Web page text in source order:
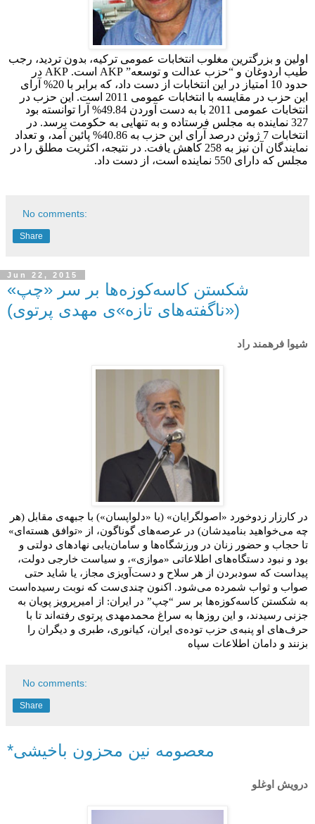
اولین و بزرگترین مغلوب انتخابات عمومی ترکیه، بدون تردید، رجب
طیب اردوغان و “حزب عدالت و توسعه” AKP است. AKP در
حدود 10 امتیاز در این انتخابات از دست داد، که برابر با 20% آرای
این حزب در مقایسه با انتخابات عمومی 2011 است. این حزب در
انتخابات عمومی 2011 با به دست آوردن 49.84% آرا توانسته بود
327 نماینده به مجلس فرستاده و به تنهایی به حکومت برسد. در
انتخابات 7 ژوئن درصد آرای این حزب به 40.86% پائین آمد، و تعداد
نمایندگان آن نیز به 258 کاهش یافت. در نتیجه، اکثریت مطلق را در
مجلس که دارای 550 نماینده است، از دست داد.
No comments:
Share
Jun 22, 2015
شکستن کاسه‌کوزه‌ها بر سر «چپ»
(«ناگفته‌های تازه»ی مهدی پرتوی)
شیوا فرهمند راد
در کارزار زدوخورد «اصولگرایان» (یا «دلواپسان») با جبهه‌ی مقابل (هر
چه می‌خواهید بنامیدشان) در عرصه‌های گوناگون، از «توافق هسته‌ای»
تا حجاب و حضور زنان در ورزشگاه‌ها و سامان‌یابی نهادهای دولتی و
بود و نبود دستگاه‌های اطلاعاتی «موازی»، و سیاست خارجی دولت،
پیداست که سودبردن از هر سلاح و دست‌آویزی مجاز، یا شاید حتی
صواب و ثواب شمرده می‌شود. اکنون چندی‌ست که نوبت رسیده‌است
به شکستن کاسه‌کوزه‌ها بر سر “چپ” در ایران: از امیرپرویز پویان به
جزنی رسیدند، و این روزها به سراغ محمدمهدی پرتوی رفته‌اند تا با
حرف‌های او پنبه‌ی حزب توده‌ی ایران، کیانوری، طبری و دیگران را
بزنند و دامان اطلاعات سپاه
No comments:
Share
*معصومه نین محزون باخیشی
درویش اوغلو